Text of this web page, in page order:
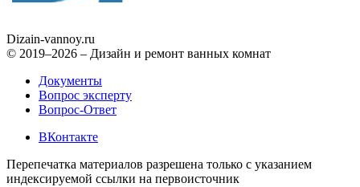
Dizain-vannoy.ru
© 2019–2026 – Дизайн и ремонт ванных комнат
Документы
Вопрос эксперту
Вопрос-Ответ
ВКонтакте
Перепечатка материалов разрешена только с указанием
индексируемой ссылки на первоисточник